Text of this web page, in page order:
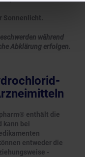
Sonnenlicht.
während
Abklärung erfolgen.
enthält die
kann bei
entweder die
-